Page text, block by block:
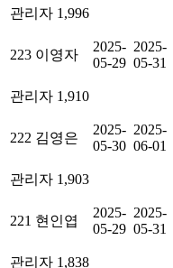
관리자 1,996
223 이영자
2025-
05-29
2025-
05-31
관리자 1,910
222 김영은
2025-
05-30
2025-
06-01
관리자 1,903
221 현인엽
2025-
05-29
2025-
05-31
관리자 1,838